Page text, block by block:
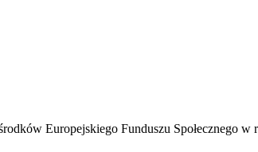
Europejskiego Funduszu Społecznego w